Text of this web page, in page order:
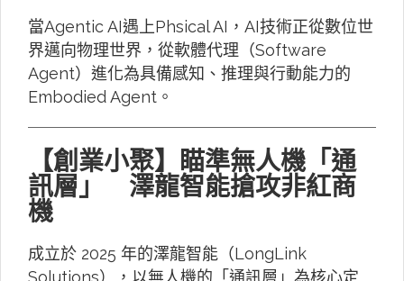
當Agentic AI遇上Phsical AI，AI技術正從數位世
界邁向物理世界，從軟體代理（Software
Agent）進化為具備感知、推理與行動能力的
Embodied Agent。
【創業小聚】瞄準無人機「通
訊層」 澤龍智能搶攻非紅商
機
成立於 2025 年的澤龍智能（LongLink
Solutions），以無人機的「通訊層」為核心定